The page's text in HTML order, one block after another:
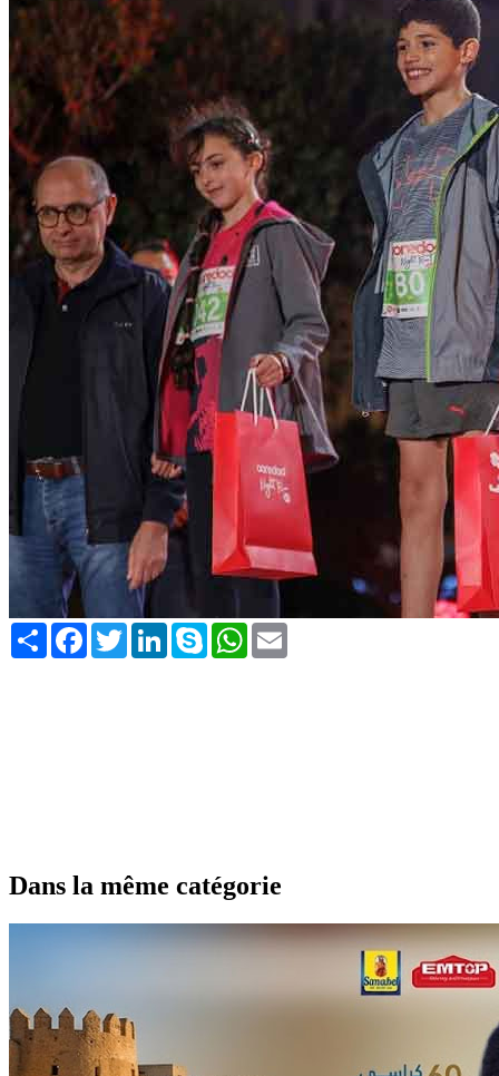
Share FacebookTwitterLinkedInSkype WhatsApp
Dans la même catégorie